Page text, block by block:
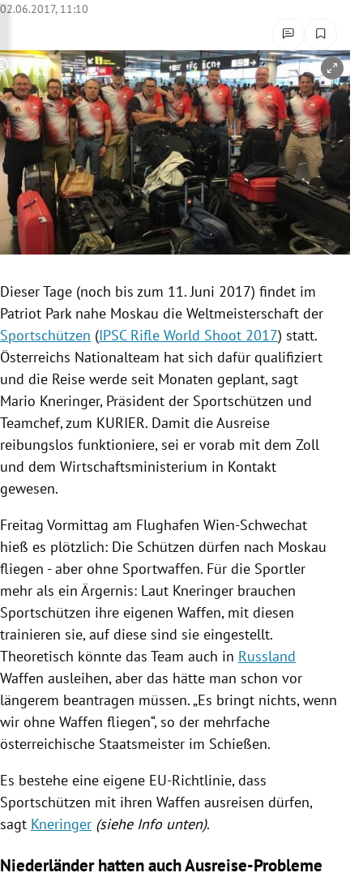
Untermenü
Untermenü
Untermenü
Untermenü
Untermenü
Untermenü
Untermenü
Untermenü
02.06.2017, 11:10
Copyright-Hinweis öffnen/schließen
Dieser Tage (noch bis zum 11. Juni 2017) findet im
Patriot Park nahe Moskau die Weltmeisterschaft der
Sportschützen (IPSC Rifle World Shoot 2017) statt.
Österreichs Nationalteam hat sich dafür qualifiziert
und die Reise werde seit Monaten geplant, sagt
Mario Kneringer, Präsident der Sportschützen und
Teamchef, zum KURIER. Damit dieAusreise
reibungslos funktioniere, sei er vorab mit dem Zoll
und dem Wirtschaftsministerium in Kontakt
gewesen.
Freitag Vormittag am Flughafen Wien-Schwechat
hieß es plötzlich: Die Schützen dürfen nach Moskau
fliegen - aber ohne Sportwaffen. Für die Sportler
mehr als ein Ärgernis: Laut Kneringer brauchen
Sportschützen ihre eigenen Waffen, mit diesen
trainieren sie, auf diese sind sie eingestellt.
Theoretisch könnte das Team auch in Russland
Waffen ausleihen, aber das hätte man schon vor
längerem beantragen müssen. „Es bringt nichts, wenn
wir ohne Waffen fliegen“, so der mehrfache
österreichische Staatsmeister im Schießen.
Es bestehe eine eigene EU-Richtlinie, dass
Sportschützen mit ihren Waffen ausreisen dürfen,
sagt Kneringer (siehe Info unten).
Niederländer hatten auch Ausreise-Probleme